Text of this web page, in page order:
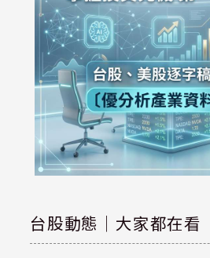
台股動態｜大家都在看